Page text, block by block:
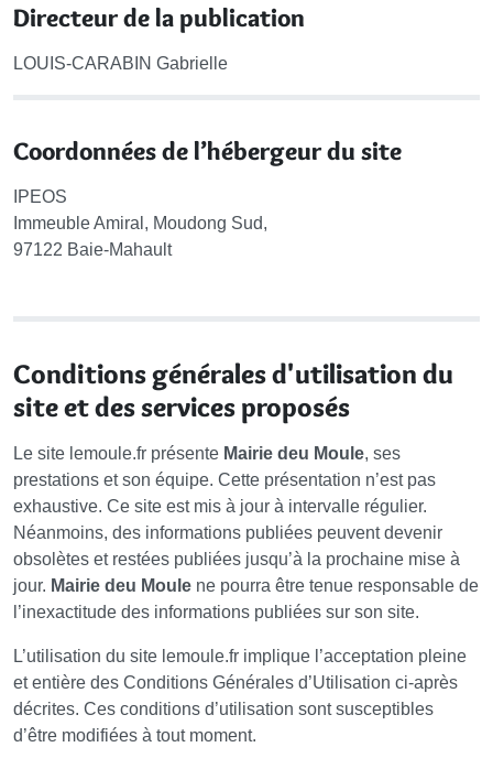
Directeur de la publication
LOUIS-CARABIN Gabrielle
Coordonnées de l’hébergeur du site
IPEOS
Immeuble Amiral, Moudong Sud,
97122 Baie-Mahault
Conditions générales d'utilisation du
site et des services proposés
Le site lemoule.fr présente Mairie deu Moule, ses
prestations et son équipe. Cette présentation n’est pas
exhaustive. Ce site est mis à jour à intervalle régulier.
Néanmoins, des informations publiées peuvent devenir
obsolètes et restées publiées jusqu’à la prochaine mise à
jour. Mairie deu Moule ne pourra être tenue responsable de
l’inexactitude des informations publiées sur son site.
L’utilisation du site lemoule.fr implique l’acceptation pleine
et entière des Conditions Générales d’Utilisation ci-après
décrites. Ces conditions d’utilisation sont susceptibles
d’être modifiées à tout moment.